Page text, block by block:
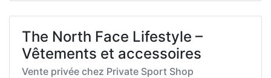
The North Face Lifestyle –
Vêtements et accessoires
Vente privée chez Private Sport Shop